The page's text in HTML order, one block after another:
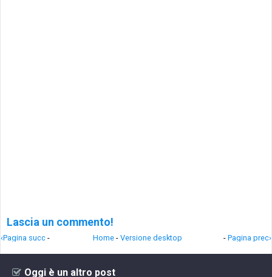
Lascia un commento!
‹Pagina succ - - Pagina prec›
Home - Versione desktop
Oggi è un altro post